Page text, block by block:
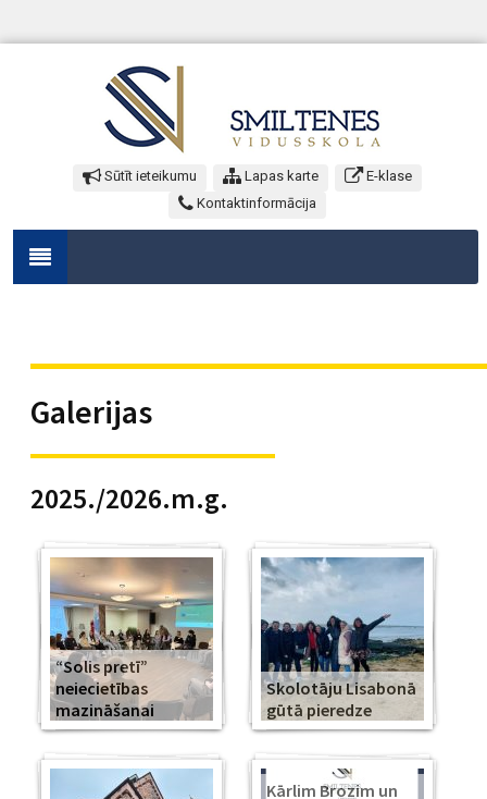
Sūtīt ieteikumu Lapas karte
E-klase
Kontaktinformācija
Galerijas
2025./2026.m.g.
“Solis pretī”
neiecietības
mazināšanai
Skolotāju Lisabonā
gūtā pieredze
Kārlim Brozim un